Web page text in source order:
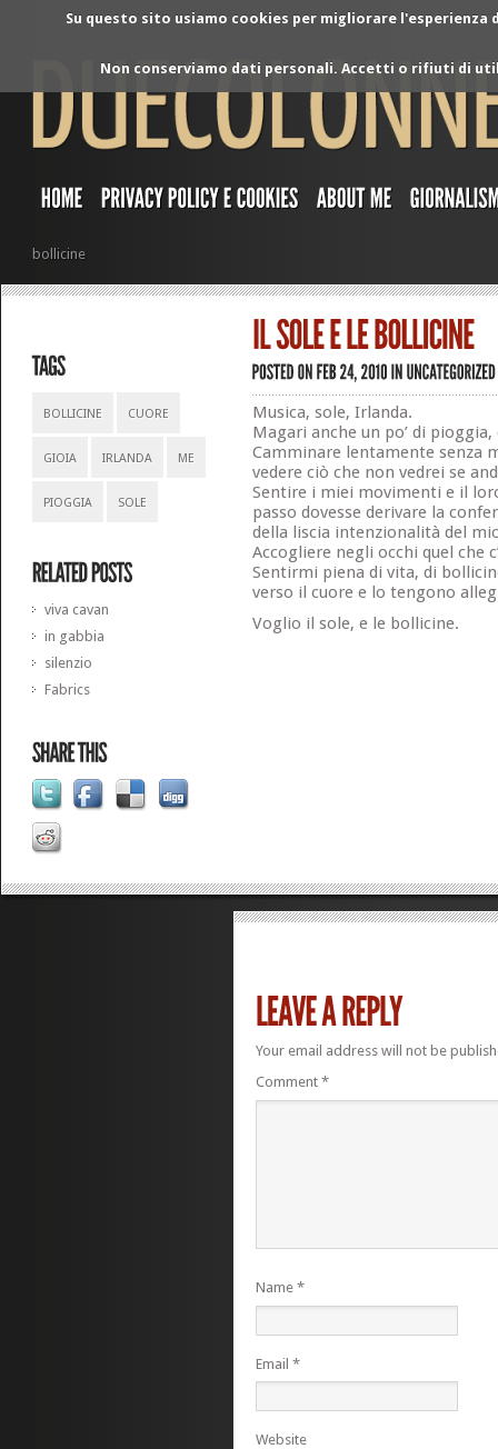
Su questo sito usiamo cookies per migliorare
Non conserviamo dati personali. Accetti o rifiuti di
bollicine
BOLLICINE CUORE
GIOIA IRLANDA ME
PIOGGIA SOLE
viva cavan
in gabbia
silenzio
Fabrics
Musica, sole, Irlanda.
Magari anche un po’ di
Camminare lentamente senza
vedere ciò che non vedrei se
Sentire i miei movimenti e il
passo dovesse derivare la
della liscia intenzionalità del
Accogliere negli occhi quel che
Sentirmi piena di vita, di
verso il cuore e lo tengono
Voglio il sole, e le bollicine.
Your email address will not be
Comment *
Name *
Email *
Website